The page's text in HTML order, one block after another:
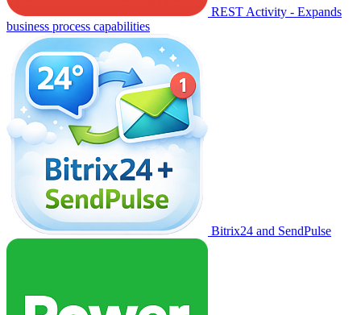
REST Activity - Expands
business process capabilities
Bitrix24 and SendPulse